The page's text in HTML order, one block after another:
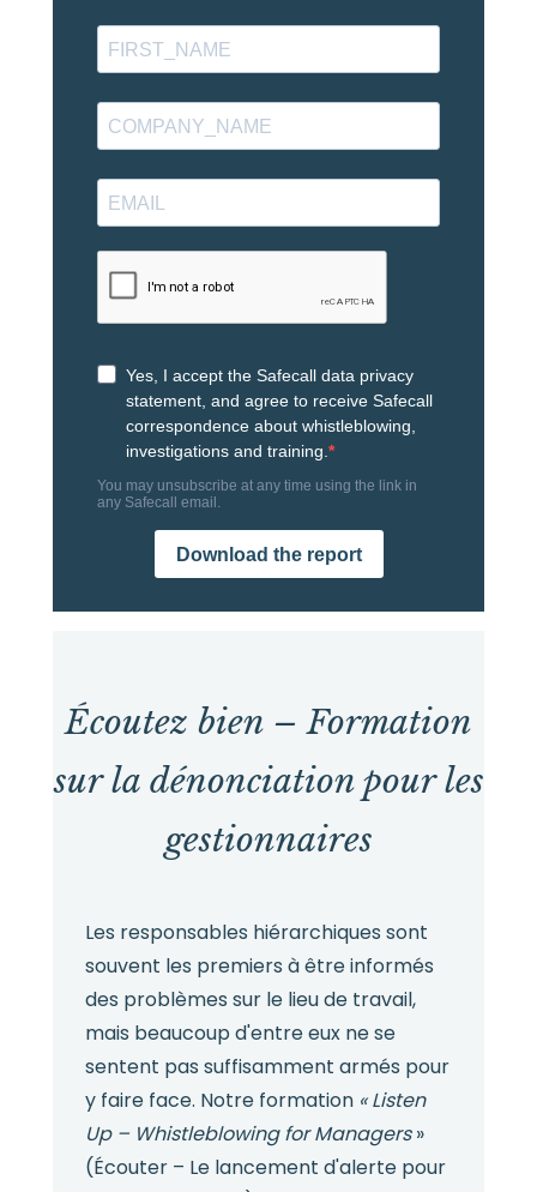
Écoutez bien – Formation
sur la dénonciation pour les
gestionnaires
Les responsables hiérarchiques sont
souvent les premiers à être informés
des problèmes sur le lieu de travail,
mais beaucoup d'entre eux ne se
sentent pas suffisamment armés pour
y faire face. Notre formation « Listen
Up – Whistleblowing for Managers»
(Écouter – Le lancement d'alerte pour